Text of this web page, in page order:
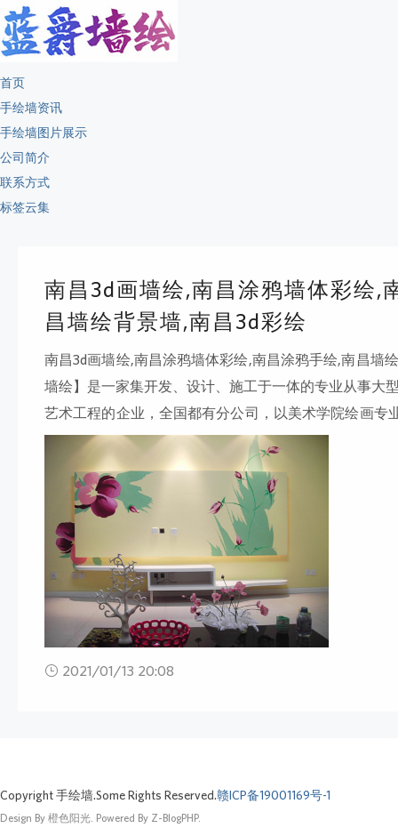
首页
手绘墙资讯
手绘墙图片展示
公司简介
联系方式
标签云集
南昌3d画墙绘,南昌涂鸦墙体彩绘,
昌墙绘背景墙,南昌3d彩绘
南昌3d画墙绘,南昌涂鸦墙体彩绘,南昌涂鸦手绘,南昌墙
墙绘】是一家集开发、设计、施工于一体的专业从事大
艺术工程的企业，全国都有分公司，以美术学院绘画专
村文化墙彩绘、餐厅墙绘、3D立体画、酒店挂画、装饰
风景画、山水画、人物画定制。多年来凭着各界朋友的
评价。墙绘如何快速打稿起形，创意墙绘是怎么做的？
来说是能力的体现，能力差的画师优柔寡断，能力强的
2021/01/13 20:08
Copyright 手绘墙.Some Rights Reserved.赣ICP备19001169号-1
Design By 橙色阳光. Powered By Z-BlogPHP.